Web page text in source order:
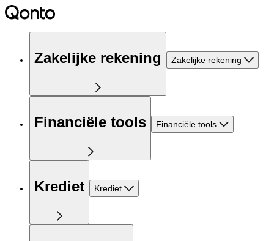
Zakelijke rekening Zakelijke rekening
Financiële tools Financiële tools
Krediet Krediet